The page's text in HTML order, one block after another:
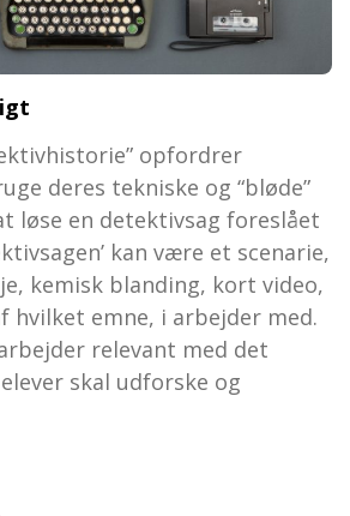
opfordrer
deres tekniske og “bløde”
løse en detektivsag foreslået
kan være et scenarie,
kemisk blanding, kort video,
hvilket emne, i arbejder med.
relevant med det
skal udforske og